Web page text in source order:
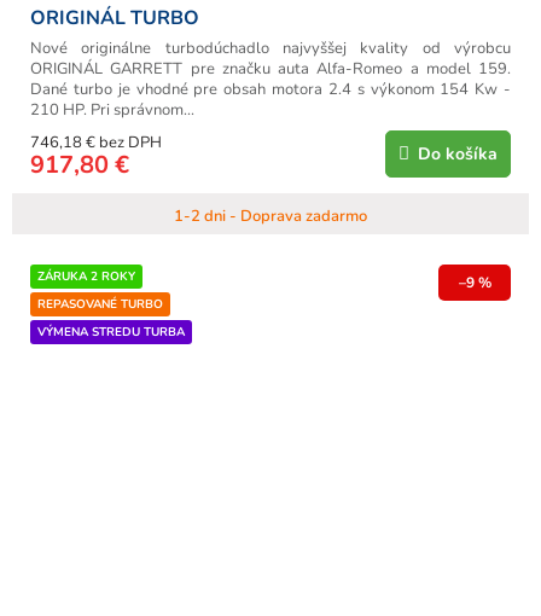
ORIGINÁL TURBO
1-2 dni - Doprava zadarmo
746,18 € bez DPH
917,80 € Do košíka
Nové originálne turbodúchadlo najvyššej kvality od výrobcu
ORIGINÁL GARRETT pre značku auta Alfa-Romeo a model 159.
Dané turbo je vhodné pre obsah motora 2.4 s výkonom 154 Kw -
210 HP. Pri správnom...
ZÁRUKA 2 ROKY
REPASOVANÉ TURBO
VÝMENA STREDU TURBA
–9 %